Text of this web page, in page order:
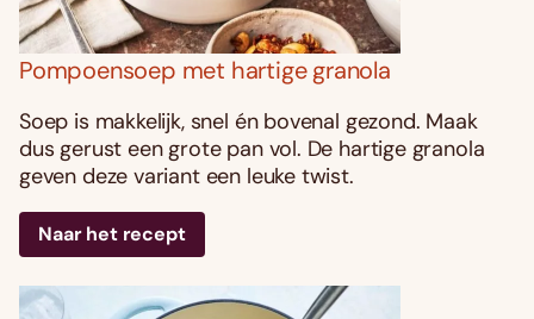
Pompoensoep met hartige granola
Soep is makkelijk, snel én bovenal gezond. Maak
dus gerust een grote pan vol. De hartige granola
geven deze variant een leuke twist.
Naar het recept